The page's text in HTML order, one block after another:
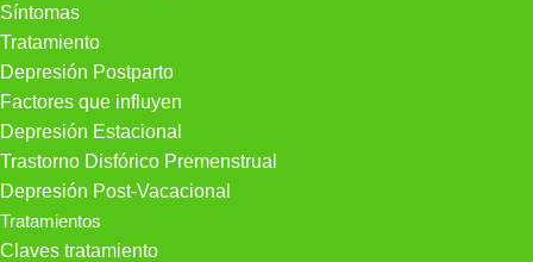
Síntomas
Tratamiento
Depresión Postparto
Factores que influyen
Depresión Estacional
Trastorno Disfórico Premenstrual
Depresión Post-Vacacional
Tratamientos
Claves tratamiento